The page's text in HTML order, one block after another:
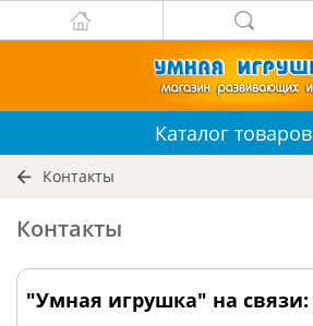
Каталог товаров
Контакты
Контакты
"Умная игрушка" на связи: